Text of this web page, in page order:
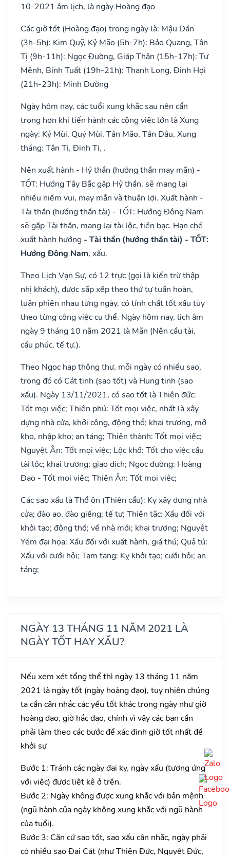
10-2021 âm lịch, là ngày Hoàng đạo
Các giờ tốt (Hoàng đạo) trong ngày là: Mậu Dần
(3h-5h): Kim Quỹ, Kỷ Mão (5h-7h): Bảo Quang, Tân
Tị (9h-11h): Ngọc Đường, Giáp Thân (15h-17h): Tư
Mệnh, Bính Tuất (19h-21h): Thanh Long, Đinh Hợi
(21h-23h): Minh Đường
Ngày hôm nay, các tuổi xung khắc sau nên cẩn
trọng hơn khi tiến hành các công việc lớn là Xung
ngày: Kỷ Mùi, Quý Mùi, Tân Mão, Tân Dậu, Xung
tháng: Tân Tị, Đinh Tị, .
Nên xuất hành - Hỷ thần (hướng thần may mắn) -
TỐT: Hướng Tây Bắc gặp Hỷ thần, sẽ mang lại
nhiều niềm vui, may mắn và thuận lợi. Xuất hành -
Tài thần (hướng thần tài) - TỐT: Hướng Đông Nam
sẽ gặp Tài thần, mang lại tài lộc, tiền bạc. Hạn chế
xuất hành hướng - Tài thần (hướng thần tài) - TỐT:
Hướng Đông Nam, xấu.
Theo Lịch Vạn Sự, có 12 trực (gọi là kiến trừ thập
nhị khách), được sắp xếp theo thứ tự tuần hoàn,
luân phiên nhau từng ngày, có tính chất tốt xấu tùy
theo từng công việc cụ thể. Ngày hôm nay, lịch âm
ngày 9 tháng 10 năm 2021 là Mãn (Nên cầu tài,
cầu phúc, tế tự.).
Theo Ngọc hạp thông thư, mỗi ngày có nhiều sao,
trong đó có Cát tinh (sao tốt) và Hung tinh (sao
xấu). Ngày 13/11/2021, có sao tốt là Thiên đức:
Tốt mọi việc; Thiên phú: Tốt mọi việc, nhất là xây
dựng nhà cửa, khởi công, động thổ; khai trương, mở
kho, nhập kho; an táng; Thiên thành: Tốt mọi việc;
Nguyệt Ân: Tốt mọi việc; Lộc khố: Tốt cho việc cầu
tài lộc; khai trương; giao dịch; Ngọc đường: Hoàng
Đạo - Tốt mọi việc; Thiên Ân: Tốt mọi việc;
Các sao xấu là Thổ ôn (Thiên cẩu): Kỵ xây dựng nhà
cửa; đào ao, đào giếng; tế tự; Thiên tặc: Xấu đối với
khởi tạo; động thổ; về nhà mới; khai trương; Nguyệt
Yếm đại họa: Xấu đối với xuất hành, giá thú; Quả tú:
Xấu với cưới hỏi; Tam tang: Kỵ khởi tạo; cưới hỏi; an
táng;
NGÀY 13 THÁNG 11 NĂM 2021 LÀ
NGÀY TỐT HAY XẤU?
Nếu xem xét tổng thể thì ngày 13 tháng 11 năm
2021 là ngày tốt (ngày hoàng đạo), tuy nhiên chúng
ta cần cân nhắc các yếu tốt khác trong ngày như giờ
hoàng đạo, giờ hắc đạo, chính vì vậy các bạn cần
phải làm theo các bước để xác định giờ tốt nhất để
khởi sự
Bước 1: Tránh các ngày đại kỵ, ngày xấu (tương ứng
với việc) được liệt kê ở trên.
Bước 2: Ngày không được xung khắc với bản mệnh
(ngũ hành của ngày không xung khắc với ngũ hành
của tuổi).
Bước 3: Căn cứ sao tốt, sao xấu cân nhắc, ngày phải
có nhiều sao Đại Cát (như Thiên Đức, Nguyệt Đức,